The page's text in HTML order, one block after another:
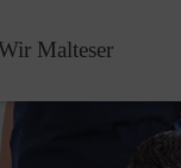
Malteser